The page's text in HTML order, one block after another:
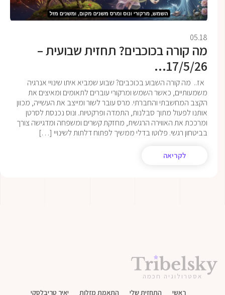
05.18
מה קורה בכוכבים? תחזית שבועית –
17/5/26...
אז.. מה קורה השבוע בכוכבים? שבוע שמביא איתו שינויי אנרגיה
משמעותיים, כאשר השמש ומרקורי עוברים לתאומים ומאיצים את
הקצב המחשבתי והחברתי. מרס עובר לשור ומייצב את העשייה, מכוון
אותנו לפעול מתוך סבלנות, התמדה ופרקטיות. ונוס נכנסת לסרטן
ומרככת את האווירה הרגשית, מחזקת קשרים ומשפחה ומדגישה צורך
בביטחון רגשי. פלוטו בדלי ממשיך לפתוח דלתות לשינויי […]
לקריאה
אסטרולוגיה חכמה
ראשי התחזית שלי התאמת מזלות יאיר טריבלסקי